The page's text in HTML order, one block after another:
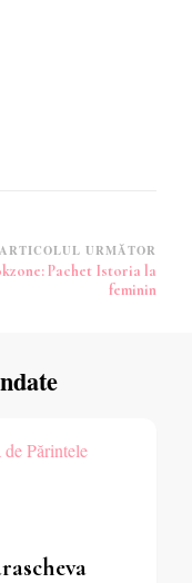
ARTICOLUL URMĂTOR
Pachet Istoria la
feminin